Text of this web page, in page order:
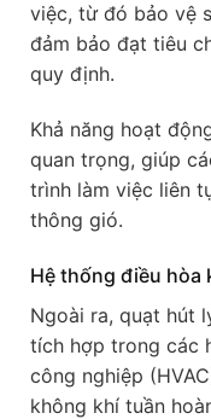
việc, từ đó bảo vệ
đảm bảo đạt tiêu
quy định.
Khả năng hoạt
quan trọng, giúp
trình làm việc liên
thông gió.
Hệ thống điều hòa
Ngoài ra, quạt hút
tích hợp trong các
công nghiệp
không khí tuần